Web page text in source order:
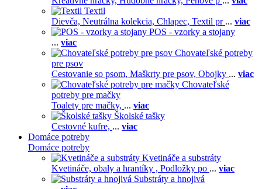
Textil
Dievča, Neutrálna kolekcia, Chlapec, Textil pr ... viac
POS - vzorky a stojany
... viac
Chovateľské potreby
pre psov
Cestovanie so psom, Maškrty pre psov, Obojky ... viac
Chovateľské
potreby pre mačky
Toalety pre mačky, ... viac
Školské tašky
Cestovné kufre, ... viac
Domáce potreby
Domáce potreby
Kvetináče a substráty
Kvetináče, obaly a hrantíky , Podložky po ... viac
Substráty a hnojivá